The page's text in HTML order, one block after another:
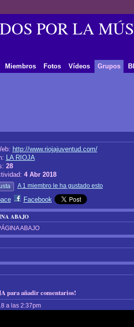
POR LA
Miembros Fotos Vídeos Grupos
http://www.riojajuventud.com/
LA RIOJA
28
4 Abr 2018
A 1 miembro le ha gustado esto
Facebook
ABAJO
ABAJO
para añadir comentarios!
a las 2:37pm